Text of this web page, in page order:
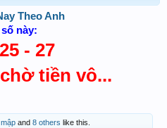
Theo Anh
số này:
- 27
tiền vô...
and 8 others like this.